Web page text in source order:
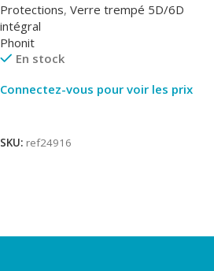
Protections, Verre trempé 5D/6D
intégral
Phonit
En stock
Connectez-vous pour voir les prix
SKU: ref24916